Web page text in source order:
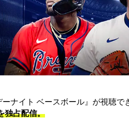
ナイト ベースボール』が視聴
独占配信。